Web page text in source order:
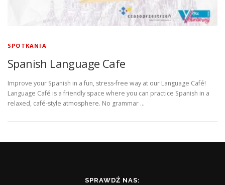
SPOTKANIA
Spanish Language Cafe
Improve your Spanish in a fun, stress-free way at our Language Café!
Language Café is a friendly space where you can practice Spanish in a
relaxed, café-style atmosphere. No grammar …
SPRAWDŹ NAS: